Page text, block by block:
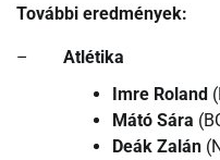
További eredmények:
– Atlétika
Imre Roland
Mátó Sára
Deák Zalán